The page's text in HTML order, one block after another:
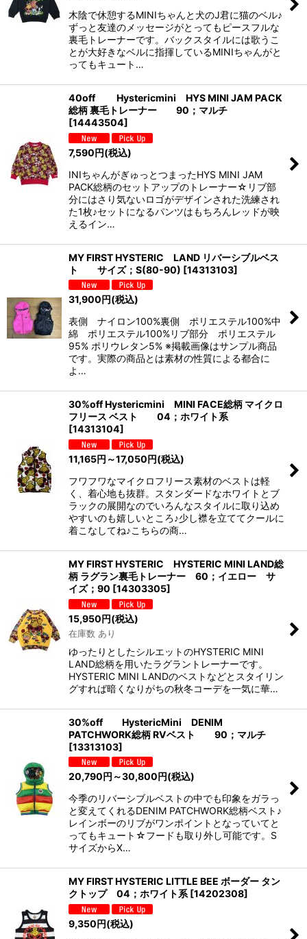
木陰で休憩するMINIちゃんと犬のJ君に猫のベル♪
ずっと友達のメッセージがとってもピースフルな
裏毛トレーナーです。バックスタイルには歌うこ
とが大好きなベルに指揮しているMINIちゃんがと
ってもキュート…
40off Hystericmini HYS MINI JAM PACK
総柄 裏毛トレーナー 90；マルチ
[14443504]
7,590円(税込)
INIちゃんがぎゅっとつまったHYS MINI JAM
PACK総柄のセットアップのトレーナー☆リブ部
分にはさり気ないロゴがデザインされた洗練され
た1枚♪セットになるパンツはもちろんレッドが映
えるイン…
MY FIRST HYSTERIC LAND リバーシブルベス
ト サイズ；S(80-90) [14313103]
31,900円(税込)
表側 ナイロン100%裏側 ポリエステル100%中
綿 ポリエステル100%リブ部分 ポリエステル
95% ポリウレタン5% ※掲載画像はサンプル商品
です。実際の商品とは素材の性質による都合に
よ…
30%off Hystericmini MINI FACE総柄 マイクロ
フリース ベスト 04；ホワイト系
[14313104]
11,165円 ～17,050円(税込)
フワフワなマイクロフリース素材のベストは軽
く、着心地も抜群。スタンダードなホワイトとブ
ラックの展開なのでいろんなスタイルに取り込め
やすいのも嬉しいところ♪少し襟を立ててクールに
着こなしてね♪こちらの商…
MY FIRST HYSTERIC HYSTERIC MINI LAND総
柄 ラグラン裏毛トレーナー 60；イエロー サ
イズ；90 [14303305]
15,950円(税込)
在庫数 あり
ゆったりとしたシルエットのHYSTERIC MINI
LAND総柄を用いたラグラントレーナーです。
HYSTERIC MINI LANDのベストなどとスタイリン
グすれば暗くなりがちの秋冬コーデを一気に華…
30%off HystericMini DENIM
PATCHWORK総柄 RVベスト 90；マルチ
[13313103]
20,790円 ～30,800円(税込)
今季のリバーシブルベストの中でも印象をガラっ
と変えてくれるDENIM PATCHWORK総柄ベスト♪
レインボーのリブがワンポイントとなっていてと
ってもキュート☆フードも取り外し可能です。S
サイズからX…
MY FIRST HYSTERIC LITTLE BEE ボーダー タン
クトップ 04；ホワイト系 [14202308]
9,350円(税込)